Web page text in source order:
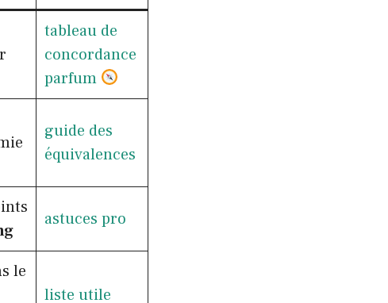
tableau de
concordance
parfum
guide des
équivalences
astuces pro
le
liste utile